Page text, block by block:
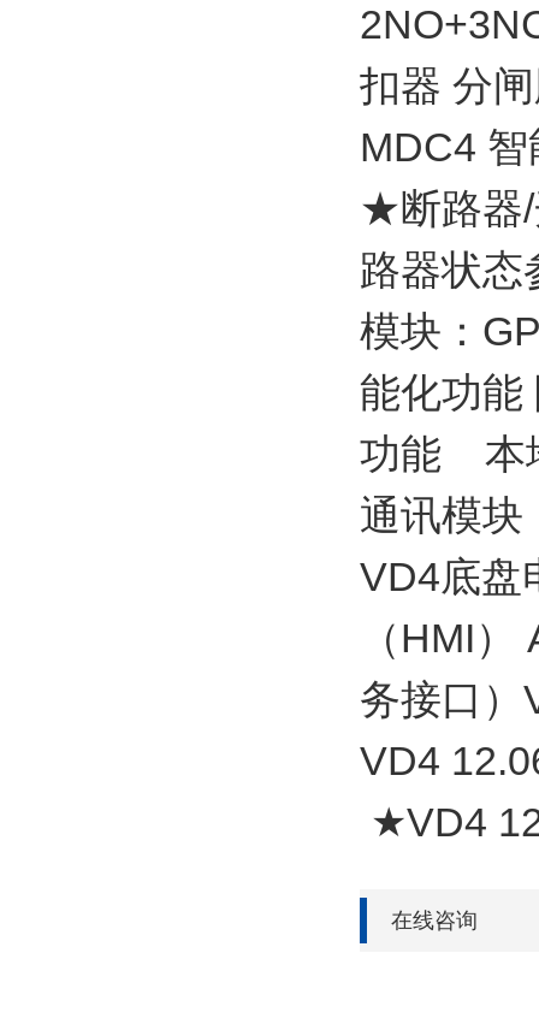
扣器 分
MDC4
★断路器
路器状
模块：
能化功
功能 本
通讯模
VD4底盘
（HMI
务接口
VD4
★VD4
在线咨询